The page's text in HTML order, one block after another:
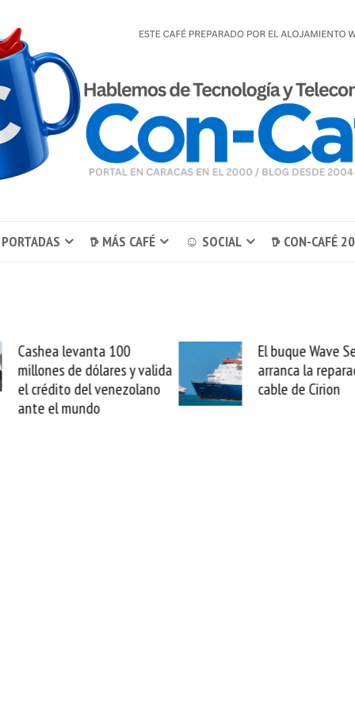
𖠚 MÁS CAFÉ ☺ SOCIAL 𖠚 CON-CAFÉ
El buque Wave Sentinel
arranca la reparación del
cable de Cirion
Uber se lleva
sabemos todo lo
mejorar
esta movida